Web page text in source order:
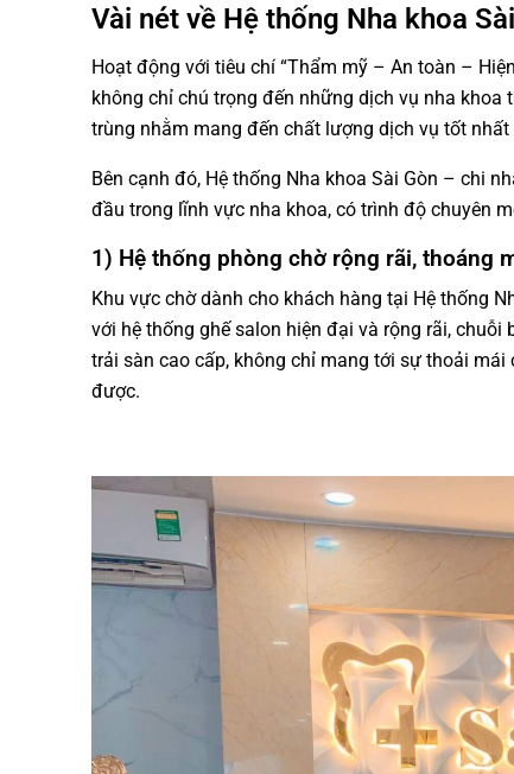
Vài nét về Hệ thống Nha khoa
Hoạt động với tiêu chí “Thẩm mỹ – An toàn –
không chỉ chú trọng đến những dịch vụ nha
trùng nhằm mang đến chất lượng dịch vụ tốt nhất
Bên cạnh đó, Hệ thống Nha khoa Sài Gòn – chi
đầu trong lĩnh vực nha khoa, có trình độ chuyên
1) Hệ thống phòng chờ rộng rãi, thoáng
Khu vực chờ dành cho khách hàng tại Hệ thống
với hệ thống ghế salon hiện đại và rộng rãi,
trải sàn cao cấp, không chỉ mang tới sự thoải
được.